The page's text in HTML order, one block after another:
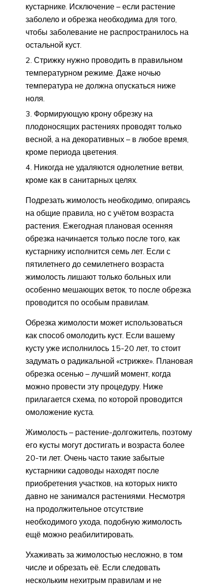
кустарнике. Исключение – если растение
заболело и обрезка необходима для того,
чтобы заболевание не распространилось на
остальной куст.
Стрижку нужно проводить в правильном
температурном режиме. Даже ночью
температура не должна опускаться ниже
ноля.
Формирующую крону обрезку на
плодоносящих растениях проводят только
весной, а на декоративных – в любое время,
кроме периода цветения.
Никогда не удаляются однолетние ветви,
кроме как в санитарных целях.
Подрезать жимолость необходимо, опираясь
на общие правила, но с учётом возраста
растения. Ежегодная плановая осенняя
обрезка начинается только после того, как
кустарнику исполнится семь лет. Если с
пятилетнего до семилетнего возраста
жимолость лишают только больных или
особенно мешающих веток, то после обрезка
проводится по особым правилам.
Обрезка жимолости может использоваться
как способ омолодить куст. Если вашему
кусту уже исполнилось 15-20 лет, то стоит
задумать о радикальной «стрижке». Плановая
обрезка осенью – лучший момент, когда
можно провести эту процедуру. Ниже
прилагается схема, по которой проводится
омоложение куста.
Жимолость – растение-долгожитель, поэтому
его кусты могут достигать и возраста более
20-ти лет. Очень часто такие забытые
кустарники садоводы находят после
приобретения участков, на которых никто
давно не занимался растениями. Несмотря
на продолжительное отсутствие
необходимого ухода, подобную жимолость
ещё можно реабилитировать.
Ухаживать за жимолостью несложно, в том
числе и обрезать её. Если следовать
нескольким нехитрым правилам и не